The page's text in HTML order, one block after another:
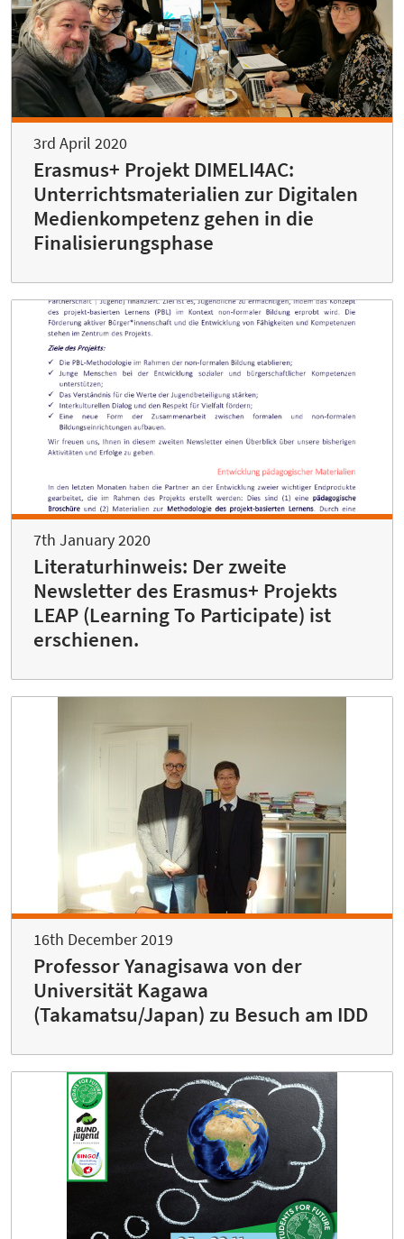
3rd April 2020
Erasmus+ Projekt DIMELI4AC:
Unterrichtsmaterialien zur Digitalen
Medienkompetenz gehen in die
Finalisierungsphase
7th January 2020
Literaturhinweis: Der zweite
Newsletter des Erasmus+ Projekts
LEAP (Learning To Participate) ist
erschienen.
16th December 2019
Professor Yanagisawa von der
Universität Kagawa
(Takamatsu/Japan) zu Besuch am IDD